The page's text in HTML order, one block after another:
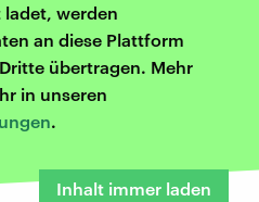
ladet, werden
an diese Plattform
übertragen. Mehr
in unseren
.
Inhalt immer laden